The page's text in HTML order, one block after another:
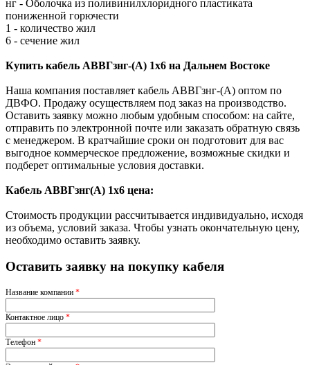
нг - Оболочка из поливинилхлоридного пластиката
пониженной горючести
1 - количество жил
6 - сечение жил
Купить кабель АВВГзнг-(А) 1х6 на Дальнем Востоке
Наша компания поставляет кабель АВВГзнг-(А) оптом по
ДВФО. Продажу осуществляем под заказ на производство.
Оставить заявку можно любым удобным способом: на сайте,
отправить по электронной почте или заказать обратную связь
с менеджером. В кратчайшие сроки он подготовит для вас
выгодное коммерческое предложение, возможные скидки и
подберет оптимальные условия доставки.
Кабель АВВГзнг(A) 1х6 цена:
Стоимость продукции рассчитывается индивидуально, исходя
из объема, условий заказа. Чтобы узнать окончательную цену,
необходимо оставить заявку.
Оставить заявку на покупку кабеля
Название компании *
Контактное лицо *
Телефон *